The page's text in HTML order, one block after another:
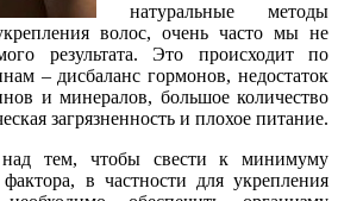
натуральные методы
волос, очень часто мы не
результата. Это происходит по
– дисбаланс гормонов, недостаток
и минералов, большое количество
загрязненность и плохое питание.
тем, чтобы свести к минимуму
в частности для укрепления